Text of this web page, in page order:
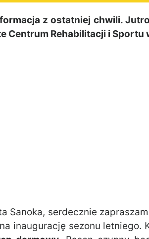
z ostatniej chwili.
Centrum Rehabilitacji i Sportu
Sanoka, serdecznie
inaugurację sezonu letniego.